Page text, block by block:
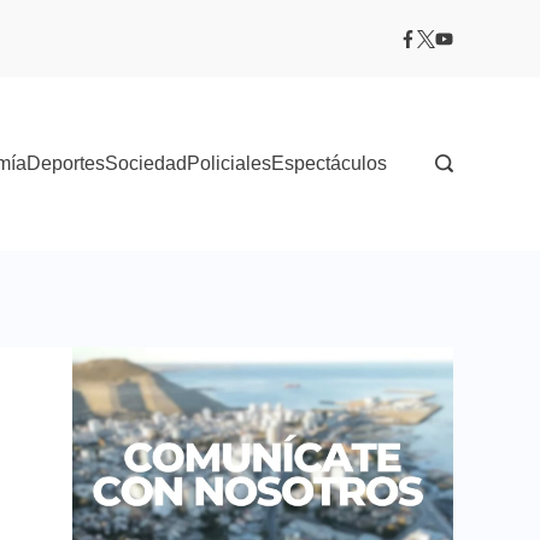
DeportesSociedad PolicialesEspectáculos